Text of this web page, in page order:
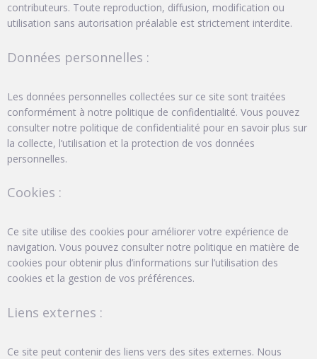
contributeurs. Toute reproduction, diffusion, modification ou
utilisation sans autorisation préalable est strictement interdite.
Données personnelles :
Les données personnelles collectées sur ce site sont traitées
conformément à notre politique de confidentialité. Vous pouvez
consulter notre politique de confidentialité pour en savoir plus sur
la collecte, l’utilisation et la protection de vos données
personnelles.
Cookies :
Ce site utilise des cookies pour améliorer votre expérience de
navigation. Vous pouvez consulter notre politique en matière de
cookies pour obtenir plus d’informations sur l’utilisation des
cookies et la gestion de vos préférences.
Liens externes :
Ce site peut contenir des liens vers des sites externes. Nous